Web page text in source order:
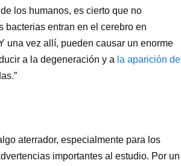
los humanos, es cierto que no
bacterias entran en el cerebro en
una vez allí, pueden causar un enorme
a la degeneración y a la aparición de
aterrador, especialmente para los
importantes al estudio. Por un